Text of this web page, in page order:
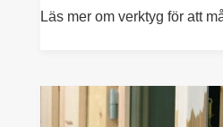
Läs mer om verktyg för att